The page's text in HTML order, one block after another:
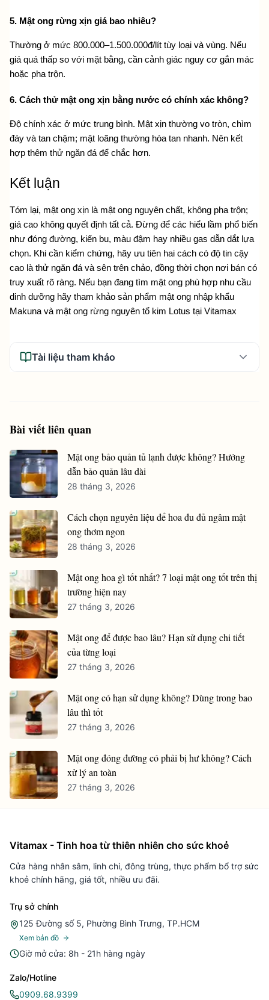
5. Mật ong rừng xịn giá bao nhiêu?
Thường ở mức 800.000–1.500.000đ/lít tùy loại và vùng. Nếu
giá quá thấp so với mặt bằng, cần cảnh giác nguy cơ gắn mác
hoặc pha trộn.
6. Cách thử mật ong xịn bằng nước có chính xác không?
Độ chính xác ở mức trung bình. Mật xịn thường vo tròn, chìm
đáy và tan chậm; mật loãng thường hòa tan nhanh. Nên kết
hợp thêm thử ngăn đá để chắc hơn.
Kết luận
Tóm lại, mật ong xịn là mật ong nguyên chất, không pha trộn;
giá cao không quyết định tất cả. Đừng để các hiểu lầm phổ biến
như đóng đường, kiến bu, màu đậm hay nhiều gas dẫn dắt lựa
chọn. Khi cần kiểm chứng, hãy ưu tiên hai cách có độ tin cậy
cao là thử ngăn đá và sên trên chảo, đồng thời chọn nơi bán có
truy xuất rõ ràng. Nếu bạn đang tìm mật ong phù hợp nhu cầu
dinh dưỡng hãy tham khảo sản phẩm mật ong nhập khẩu
Makuna và mật ong rừng nguyên tổ kim Lotus tại Vitamax
Tài liệu tham khảo
Bài viết liên quan
Mật ong bảo quản tủ lạnh được không? Hướng
dẫn bảo quản lâu dài
28 tháng 3, 2026
Cách chọn nguyên liệu để hoa đu đủ ngâm mật
ong thơm ngon
28 tháng 3, 2026
Mật ong hoa gì tốt nhất? 7 loại mật ong tốt trên thị
trường hiện nay
27 tháng 3, 2026
Mật ong để được bao lâu? Hạn sử dụng chi tiết
của từng loại
27 tháng 3, 2026
Mật ong có hạn sử dụng không? Dùng trong bao
lâu thì tốt
27 tháng 3, 2026
Mật ong đóng đường có phải bị hư không? Cách
xử lý an toàn
27 tháng 3, 2026
Vitamax - Tinh hoa từ thiên nhiên cho sức khoẻ
Cửa hàng nhân sâm, linh chi, đông trùng, thực phẩm bổ trợ sức
khoẻ chính hãng, giá tốt, nhiều ưu đãi.
Trụ sở chính
125 Đường số 5, Phường Bình Trưng, TP.HCM
Xem bản đồ
Giờ mở cửa: 8h - 21h hàng ngày
Zalo/Hotline
0909.68.9399